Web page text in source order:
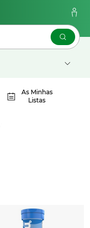
As Minhas
Listas